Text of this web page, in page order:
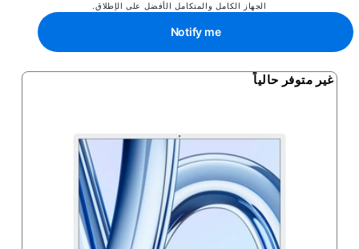
الجهاز الكامل والمتكامل الأفضل على الإطلاق.
Notify me
غير متوفر حالياً